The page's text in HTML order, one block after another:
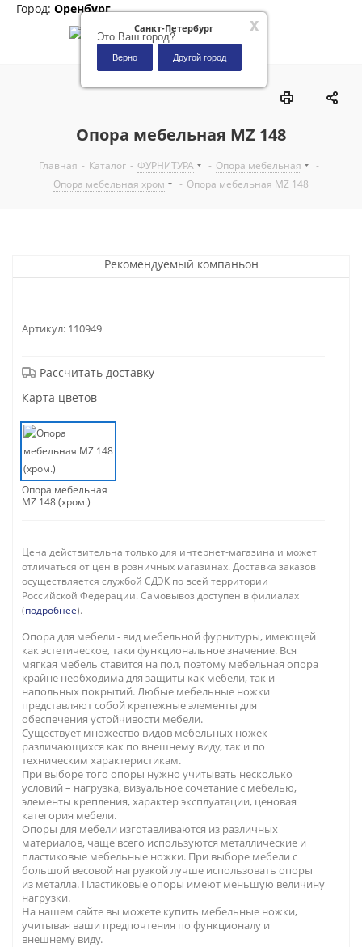
x
Санкт-Петербург
Это Ваш город?
Верно Другой город
Город: Оренбург
Опора мебельная MZ 148
Главная - Каталог - ФУРНИТУРА - Опора мебельная
-
Опора мебельная хром
- Опора мебельная MZ 148
Рекомендуемый компаньон
Артикул: 110949
Рассчитать доставку
Карта цветов
Опора мебельная
MZ 148 (хром.)
Цена действительна только для интернет-магазина и может
отличаться от цен в розничных магазинах. Доставка заказов
осуществляется службой СДЭК по всей территории
Российской Федерации. Самовывоз доступен в филиалах
(подробнее).
Опора для мебели - вид мебельной фурнитуры, имеющей
как эстетическое, таки функциональное значение. Вся
мягкая мебель ставится на пол, поэтому мебельная опора
крайне необходима для защиты как мебели, так и
напольных покрытий. Любые мебельные ножки
представляют собой крепежные элементы для
обеспечения устойчивости мебели.
Существует множество видов мебельных ножек
различающихся как по внешнему виду, так и по
техническим характеристикам.
При выборе того опоры нужно учитывать несколько
условий – нагрузка, визуальное сочетание с мебелью,
элементы крепления, характер эксплуатации, ценовая
категория мебели.
Опоры для мебели изготавливаются из различных
материалов, чаще всего используются металлические и
пластиковые мебельные ножки. При выборе мебели с
большой весовой нагрузкой лучше использовать опоры
из металла. Пластиковые опоры имеют меньшую величину
нагрузки.
На нашем сайте вы можете купить мебельные ножки,
учитывая ваши предпочтения по функционалу и
внешнему виду.